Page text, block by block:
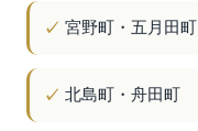
宮野町・五月田町
北島町・舟田町